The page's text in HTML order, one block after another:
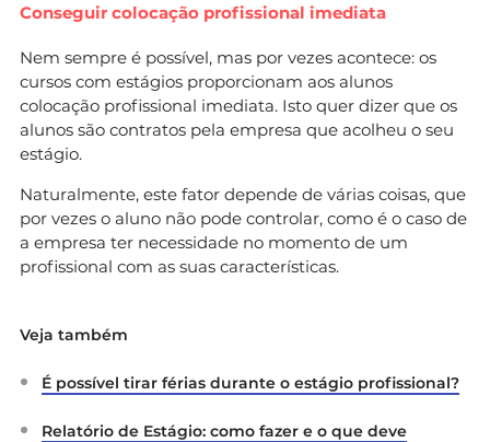
Conseguir colocação profissional imediata
Nem sempre é possível, mas por vezes acontece: os
cursos com estágios proporcionam aos alunos
colocação profissional imediata. Isto quer dizer que os
alunos são contratos pela empresa que acolheu o seu
estágio.
Naturalmente, este fator depende de várias coisas, que
por vezes o aluno não pode controlar, como é o caso de
a empresa ter necessidade no momento de um
profissional com as suas características.
Veja também
É possível tirar férias durante o estágio profissional?
Relatório de Estágio: como fazer e o que deve